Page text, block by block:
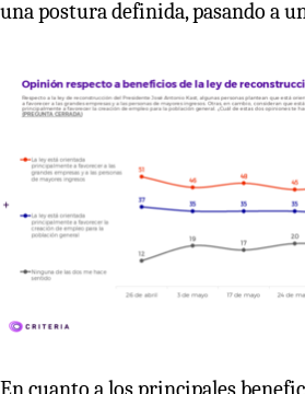
una postura definida, pasando a